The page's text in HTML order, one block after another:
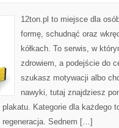
12ton.pl to miejsce dla
formę, schudnąć oraz
kółkach. To serwis, w
zdrowiem, a podejście do
szukasz motywacji albo
nawyki, tutaj znajdziesz
plakatu. Kategorie dla każdego
Sednem […]